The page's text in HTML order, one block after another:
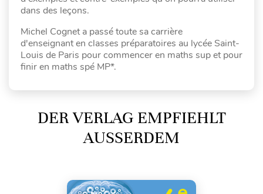
dans des leçons.
Michel Cognet a passé toute sa carrière
d'enseignant en classes préparatoires au lycée Saint-
Louis de Paris pour commencer en maths sup et pour
finir en maths spé MP*.
DER VERLAG EMPFIEHLT
AUSSERDEM